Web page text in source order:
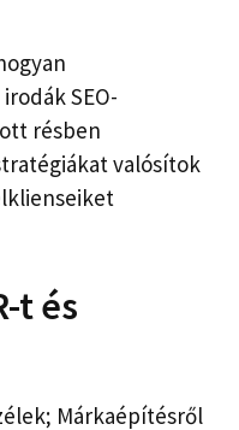
SEO-
résben
valósítok
t és
Márkaépítésről